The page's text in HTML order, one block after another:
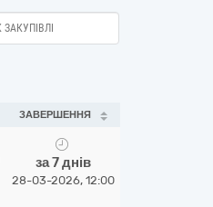
ЗАВЕРШЕННЯ
за 7 днів
28-03-2026, 12:00